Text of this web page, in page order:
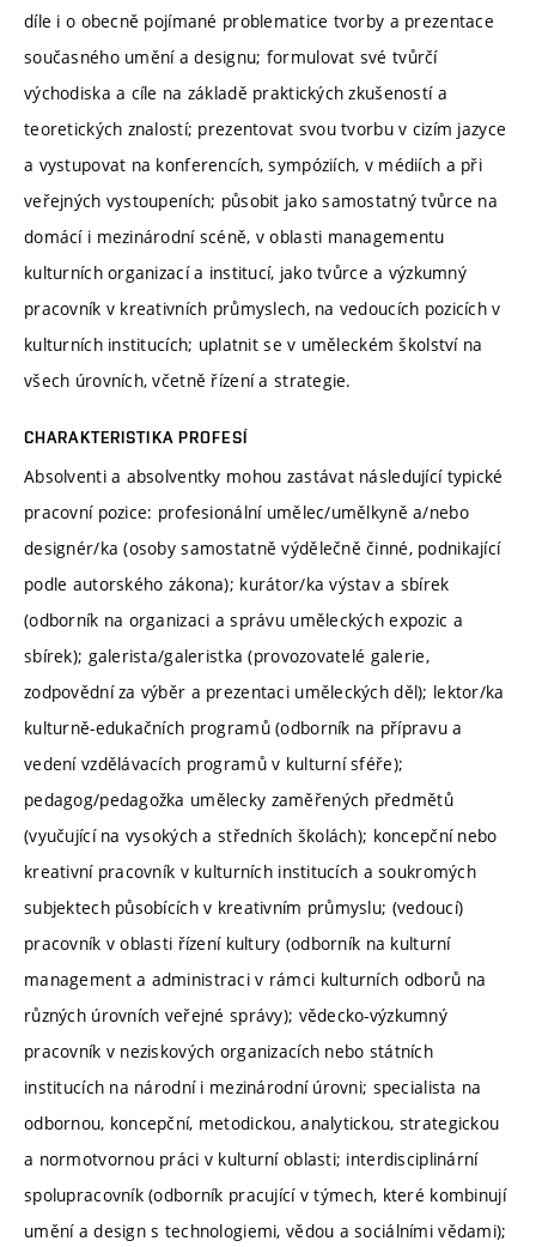
díle i o obecně pojímané problematice tvorby a prezentace
současného umění a designu; formulovat své tvůrčí
východiska a cíle na základě praktických zkušeností a
teoretických znalostí; prezentovat svou tvorbu v cizím jazyce
a vystupovat na konferencích, sympóziích, v médiích a při
veřejných vystoupeních; působit jako samostatný tvůrce na
domácí i mezinárodní scéně, v oblasti managementu
kulturních organizací a institucí, jako tvůrce a výzkumný
pracovník v kreativních průmyslech, na vedoucích pozicích v
kulturních institucích; uplatnit se v uměleckém školství na
všech úrovních, včetně řízení a strategie.
CHARAKTERISTIKA PROFESÍ
Absolventi a absolventky mohou zastávat následující typické
pracovní pozice: profesionální umělec/umělkyně a/nebo
designér/ka (osoby samostatně výdělečně činné, podnikající
podle autorského zákona); kurátor/ka výstav a sbírek
(odborník na organizaci a správu uměleckých expozic a
sbírek); galerista/galeristka (provozovatelé galerie,
zodpovědní za výběr a prezentaci uměleckých děl); lektor/ka
kulturně-edukačních programů (odborník na přípravu a
vedení vzdělávacích programů v kulturní sféře);
pedagog/pedagožka umělecky zaměřených předmětů
(vyučující na vysokých a středních školách); koncepční nebo
kreativní pracovník v kulturních institucích a soukromých
subjektech působících v kreativním průmyslu; (vedoucí)
pracovník v oblasti řízení kultury (odborník na kulturní
management a administraci v rámci kulturních odborů na
různých úrovních veřejné správy); vědecko-výzkumný
pracovník v neziskových organizacích nebo státních
institucích na národní i mezinárodní úrovni; specialista na
odbornou, koncepční, metodickou, analytickou, strategickou
a normotvornou práci v kulturní oblasti; interdisciplinární
spolupracovník (odborník pracující v týmech, které kombinují
umění a design s technologiemi, vědou a sociálními vědami);